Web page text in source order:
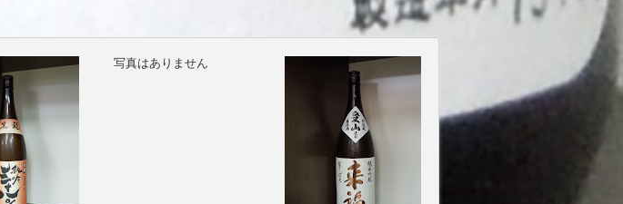
写真はありません